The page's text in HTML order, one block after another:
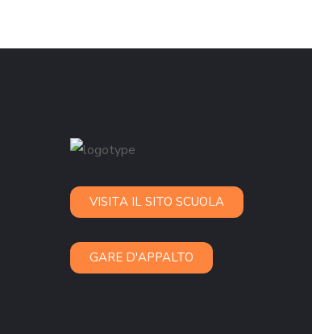
VISITA IL SITO SCUOLA
GARE D'APPALTO